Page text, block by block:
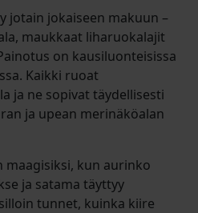
jotain jokaiseen makuun –
maukkaat liharuokalajit
on kausiluonteisissa
Kaikki ruoat
ja ne sopivat täydellisesti
ja upean merinäköalan
kun aurinko
ja satama täyttyy
tunnet, kuinka kiire